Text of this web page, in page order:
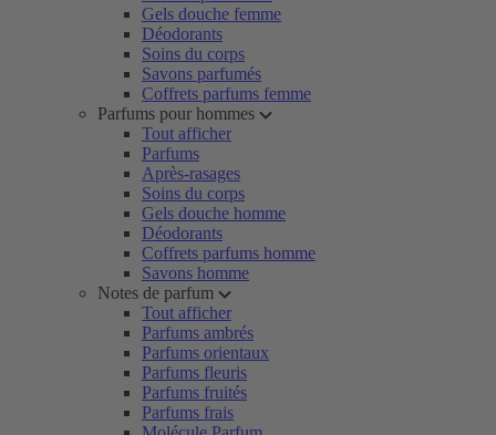
Gels douche femme
Déodorants
Soins du corps
Savons parfumés
Coffrets parfums femme
Parfums pour hommes
Tout afficher
Parfums
Après-rasages
Soins du corps
Gels douche homme
Déodorants
Coffrets parfums homme
Savons homme
Notes de parfum
Tout afficher
Parfums ambrés
Parfums orientaux
Parfums fleuris
Parfums fruités
Parfums frais